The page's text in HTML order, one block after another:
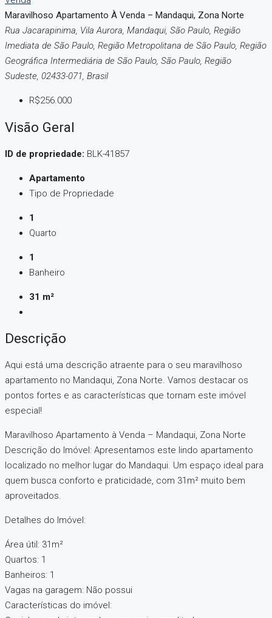
Maravilhoso Apartamento À Venda – Mandaqui, Zona Norte
Rua Jacarapinima, Vila Aurora, Mandaqui, São Paulo, Região
Imediata de São Paulo, Região Metropolitana de São Paulo, Região
Geográfica Intermediária de São Paulo, São Paulo, Região
Sudeste, 02433-071, Brasil
R$256.000
Visão Geral
ID de propriedade: BLK-41857
Apartamento
Tipo de Propriedade
1
Quarto
1
Banheiro
31 m²
Descrição
Aqui está uma descrição atraente para o seu maravilhoso
apartamento no Mandaqui, Zona Norte. Vamos destacar os
pontos fortes e as características que tornam este imóvel
especial!
Maravilhoso Apartamento à Venda – Mandaqui, Zona Norte
Descrição do Imóvel: Apresentamos este lindo apartamento
localizado no melhor lugar do Mandaqui. Um espaço ideal para
quem busca conforto e praticidade, com 31m² muito bem
aproveitados.
Detalhes do Imóvel:
Área útil: 31m²
Quartos: 1
Banheiros: 1
Vagas na garagem: Não possui
Características do imóvel: